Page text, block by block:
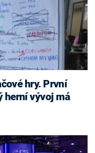
hry. První
herní vývoj má